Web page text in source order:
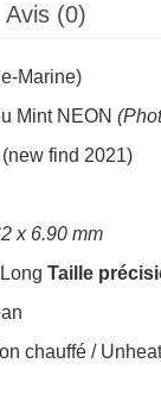
Avis (0)
Marine)
Mint NEON
find 2021)
x 6.90 mm
Taille
chauffé /